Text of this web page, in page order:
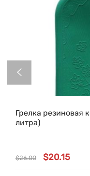
Грелка резиновая
литра)
$26.00 $20.15